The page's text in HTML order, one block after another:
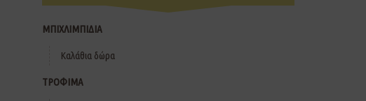
ΜΠΙΧΛΙΜΠΙΔΙΑ
Καλάθια δώρα
ΤΡΟΦΙΜΑ